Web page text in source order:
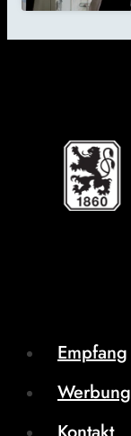
Empfang
Werbung